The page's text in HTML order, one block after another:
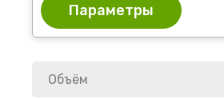
Параметры
Объём